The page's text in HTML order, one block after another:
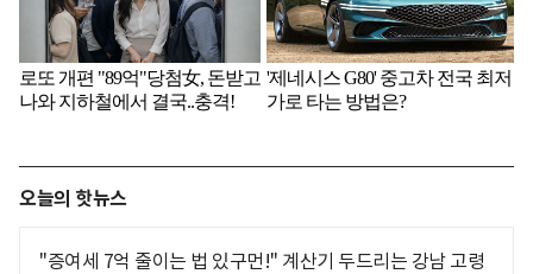
오늘의 핫뉴스
"증여세 7억 줄이는 법 있구먼!" 계산기 두드리는 강남 고령